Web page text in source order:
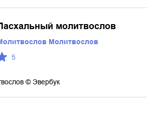
молитвослов
Молитвослов
5
© Эвербук